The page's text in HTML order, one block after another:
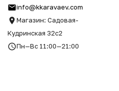
info@kkaravaev.com
Магазин: Садовая-
Кудринская 32с2
Пн—Вс 11:00—21:00